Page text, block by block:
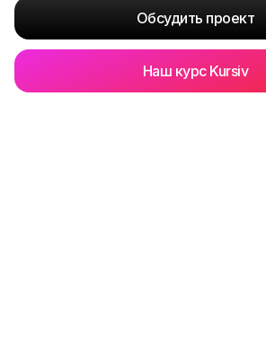
Обсудить проект
Наш курс Kursiv